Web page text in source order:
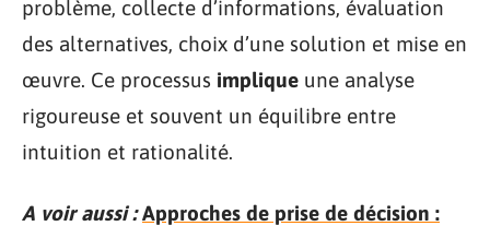
problème, collecte d’informations, évaluation
des alternatives, choix d’une solution et mise en
œuvre. Ce processus implique une analyse
rigoureuse et souvent un équilibre entre
intuition et rationalité.
A voir aussi : Approches de prise de décision :